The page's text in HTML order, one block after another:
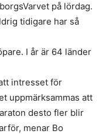
på lördag.
tidigare har så
I år är 64 länder
intresset för
uppmärksammas att
desto fler blir
menar Bo